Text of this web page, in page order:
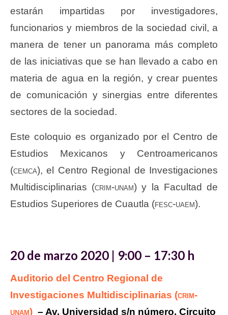
estarán impartidas por investigadores,
funcionarios y miembros de la sociedad civil, a
manera de tener un panorama más completo
de las iniciativas que se han llevado a cabo en
materia de agua en la región, y crear puentes
de comunicación y sinergias entre diferentes
sectores de la sociedad.
Este coloquio es organizado por el Centro de
Estudios Mexicanos y Centroamericanos
(cemca), el Centro Regional de Investigaciones
Multidisciplinarias (crim-unam) y la Facultad de
Estudios Superiores de Cuautla (fesc-uaem).
20 de marzo 2020 | 9:00 – 17:30 h
Auditorio del Centro Regional de
Investigaciones Multidisciplinarias (crim-
unam) – Av. Universidad s/n número, Circuito